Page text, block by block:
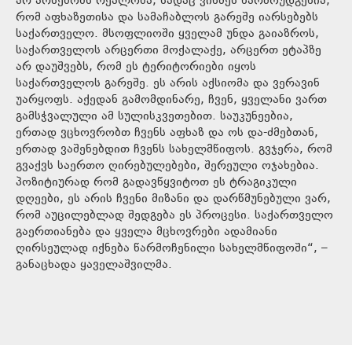
რომ აფხაზეთისა და სამაჩაბლოს გარეშე იარსებებს
საქართველო. მსოფლიოში ყველამ უნდა გაიაზროს,
საქართველოს არცერთი მოქალაქე, არცერთ ეტაპზე
არ დაუშვებს, რომ ეს ტერიტორიები იყოს
საქართველოს გარეშე. ეს არის აქსიომა და ვერავინ
უარყოფს. აქედან გამომდინარე, ჩვენ, ყველანი ვართ
გამსჭვალული ამ სულისკვეთებით. საუკუნეებია,
ერთად ვცხოვრობთ ჩვენს აფხაზ და ოს და-ძმებთან,
ერთად ვაშენებდით ჩვენს სახელმწიფოს. გვჯერა, რომ
გვაქვს საერთო ღირებულებები, შერეული ოჯახებია.
პოზიტიურად რომ გადავწყვიტოთ ეს ტრაგიკული
დღეები, ეს არის ჩვენი მიზანი და დარწმუნებული ვარ,
რომ აუცილებლად შედგება ეს პროცესი. საქართველო
გაერთიანება და ყველა მცხოვრები ადამიანი
ღირსეულად იქნება წარმოჩენილი სახელმწიფოში“, –
განაცხადა ყაველაშვილმა.